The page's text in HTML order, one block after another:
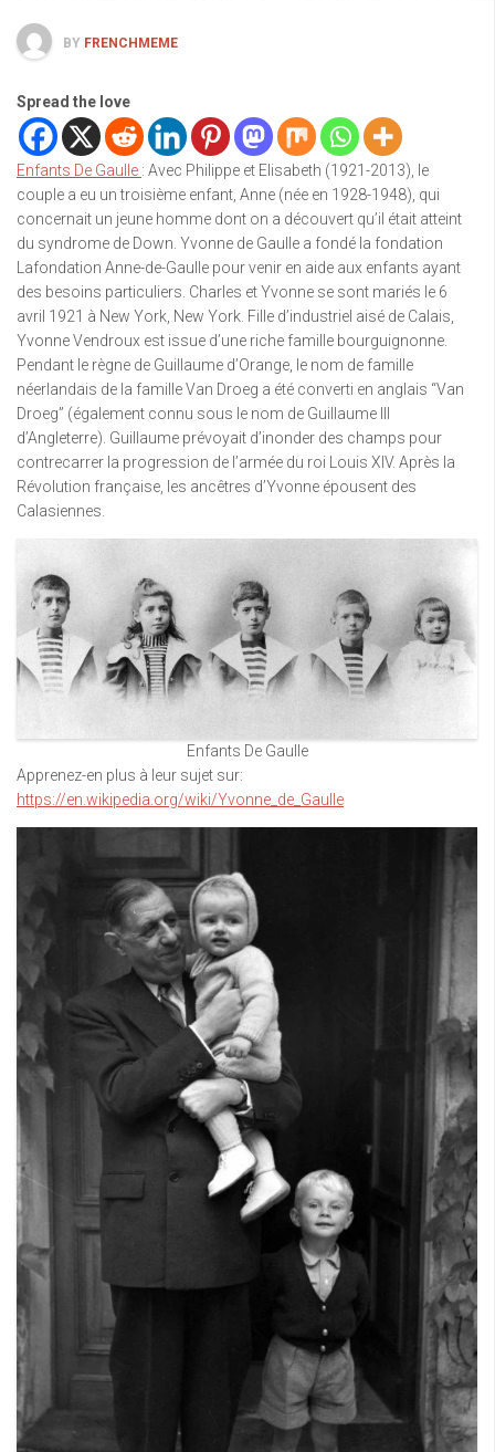
BY FRENCHMEME
Spread the love
Enfants De Gaulle : Avec Philippe et Elisabeth (1921-2013), le
couple a eu un troisième enfant, Anne (née en 1928-1948), qui
concernait un jeune homme dont on a découvert qu’il était atteint
du syndrome de Down. Yvonne de Gaulle a fondé la fondation
Lafondation Anne-de-Gaulle pour venir en aide aux enfants ayant
des besoins particuliers. Charles et Yvonne se sont mariés le 6
avril 1921 à New York, New York. Fille d’industriel aisé de Calais,
Yvonne Vendroux est issue d’une riche famille bourguignonne.
Pendant le règne de Guillaume d’Orange, le nom de famille
néerlandais de la famille Van Droeg a été converti en anglais “Van
Droeg” (également connu sous le nom de Guillaume III
d’Angleterre). Guillaume prévoyait d’inonder des champs pour
contrecarrer la progression de l’armée du roi Louis XIV. Après la
Révolution française, les ancêtres d’Yvonne épousent des
Calasiennes.
Enfants De Gaulle
Apprenez-en plus à leur sujet sur:
https://en.wikipedia.org/wiki/Yvonne_de_Gaulle